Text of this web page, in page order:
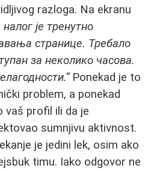
razloga. Na ekranu
је тренутно
странице. Требало
за неколико часова.
Ponekad je to
problem, a ponekad
vaš profil ili da je
sumnjivu aktivnost.
je jedini lek, osim ako
timu. Iako odgovor ne